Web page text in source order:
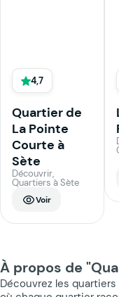
4,7
Quartier de
La Pointe
Courte à
Sète
Découvrir,
Quartiers à Sète
Voir
À propos de
Découvrez les